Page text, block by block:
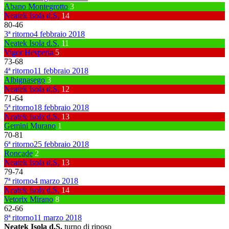
Abano Montegrotto 3
Neatek Isola d.S. 14
80-46
3ª ritorno4 febbraio 2018
Neatek Isola d.S. 11
Vigor Hesperia 5
73-68
4ª ritorno11 febbraio 2018
Albignasego 3
Neatek Isola d.S. 12
71-64
5ª ritorno18 febbraio 2018
Neatek Isola d.S. 13
Gemini Murano 1
70-81
6ª ritorno25 febbraio 2018
Roncade 2
Neatek Isola d.S. 13
79-74
7ª ritorno4 marzo 2018
Neatek Isola d.S. 14
Vetorix Mirano 8
62-66
8ª ritorno11 marzo 2018
Neatek Isola d.S. turno di riposo